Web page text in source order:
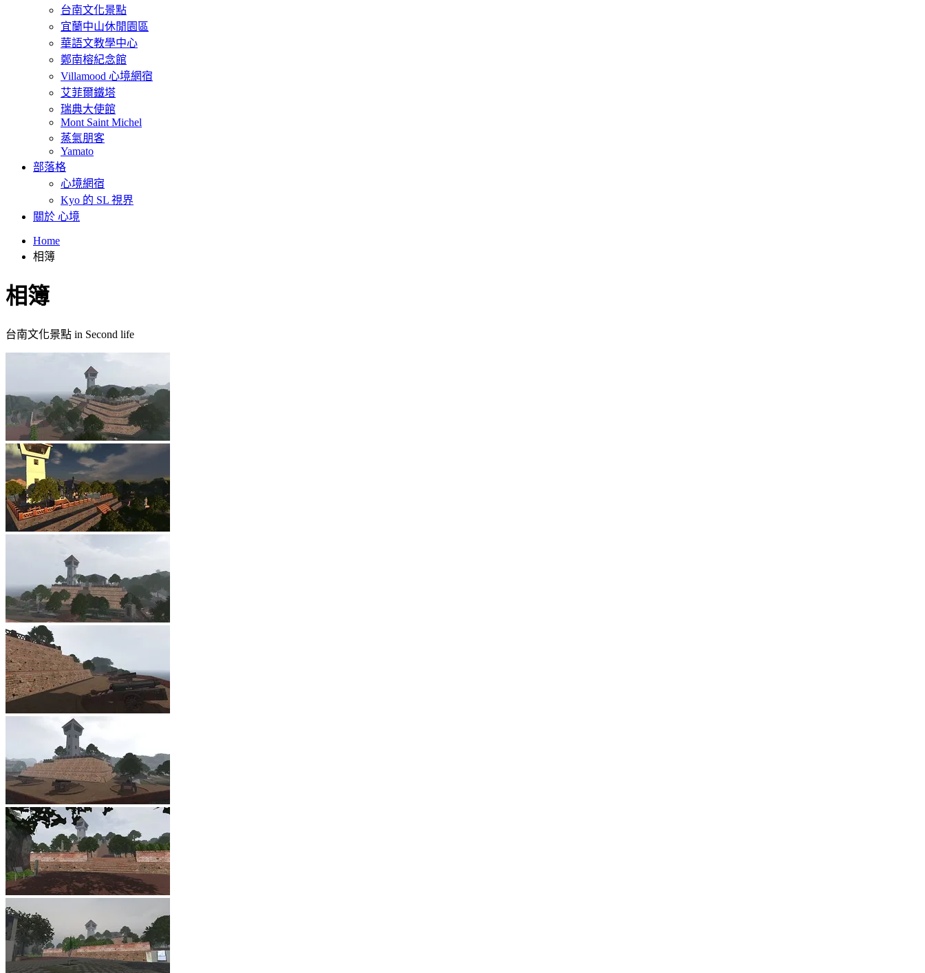
台南文化景點
宜蘭中山休閒園區
華語文教學中心
鄭南榕紀念館
Villamood 心境網宿
艾菲爾鐵塔
瑞典大使館
Mont Saint Michel
蒸氣朋客
Yamato
部落格
心境網宿
Kyo 的 SL 視界
關於 心境
Home
相簿
相簿
台南文化景點 in Second life